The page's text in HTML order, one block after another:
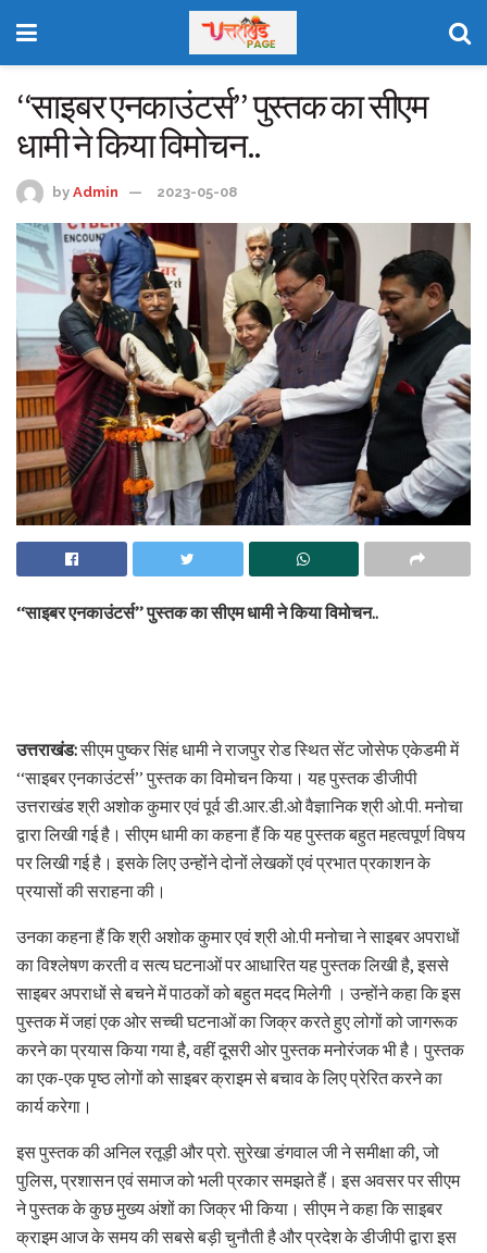
‘‘साइबर एनकाउंटर्स’’ पुस्तक का सीएम
धामी ने किया विमोचन..
by Admin 2023-05-08
‘‘साइबर एनकाउंटर्स’’ पुस्तक का सीएम धामी ने किया विमोचन..
उत्तराखंड:सीएम पुष्कर सिंह धामी ने राजपुर रोड स्थित सेंट जोसेफ एकेडमी में
‘‘साइबर एनकाउंटर्स’’ पुस्तक का विमोचन किया। यह पुस्तक डीजीपी
उत्तराखंड श्री अशोक कुमार एवं पूर्व डी.आर.डी.ओ वैज्ञानिक श्री ओ.पी. मनोचा
द्वारा लिखी गई है। सीएम धामी का कहना हैं कि यह पुस्तक बहुत महत्वपूर्ण विषय
पर लिखी गई है। इसके लिए उन्होंने दोनों लेखकों एवं प्रभात प्रकाशन के
प्रयासों की सराहना की।
उनका कहना हैं कि श्री अशोक कुमार एवं श्री ओ.पी मनोचा ने साइबर अपराधों
का विश्लेषण करती व सत्य घटनाओं पर आधारित यह पुस्तक लिखी है, इससे
साइबर अपराधों से बचने में पाठकों को बहुत मदद मिलेगी । उन्होंने कहा कि इस
पुस्तक में जहां एक ओर सच्ची घटनाओं का जिक्र करते हुए लोगों को जागरूक
करने का प्रयास किया गया है, वहीं दूसरी ओर पुस्तक मनोरंजक भी है। पुस्तक
का एक-एक पृष्ठ लोगों को साइबर क्राइम से बचाव के लिए प्रेरित करने का
कार्य करेगा।
इस पुस्तक की अनिल रतूड़ी और प्रो. सुरेखा डंगवाल जी ने समीक्षा की, जो
पुलिस, प्रशासन एवं समाज को भली प्रकार समझते हैं। इस अवसर पर सीएम
ने पुस्तक के कुछ मुख्य अंशों का जिक्र भी किया। सीएम ने कहा कि साइबर
क्राइम आज के समय की सबसे बड़ी चुनौती है और प्रदेश के डीजीपी द्वारा इस